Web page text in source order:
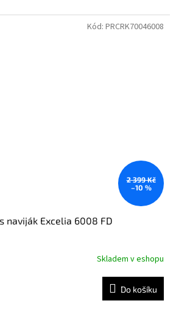
2 399 Kč
–10 %
naviják Excelia 6008 FD
Skladem v eshopu
Do košíku
Kód: PRCRK70046008